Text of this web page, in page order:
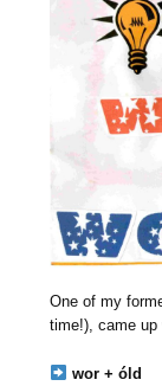
One of my
time!), came
wor + óld